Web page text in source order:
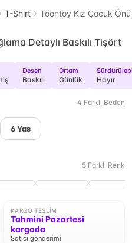
T-Shirt Toontoy Kız Çocuk
Detaylı Baskılı Tişört
Desen
Baskılı
Ortam
Günlük Hayır
4 Farklı Beden
6 Yaş
5 Farklı Renk
KARGO TESLIM
Tahmini Pazartesi
kargoda
Satıcı gönderimi